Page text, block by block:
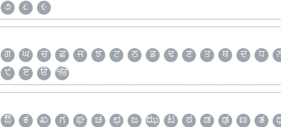
૭ ૮ ૯
ਗ ਘ ਚ ਛ ਜ ਝ ਟ ਠ ਡ ਢ ਣ ਤ ਥ ਦ ਧ
੯ ੲ ੳ ੴ
ಔ ಕ ಖ ಗ ಘ ಚ ಛ ಜ ಝ ಟ ಠ ಡ ಢ ಣ ತ